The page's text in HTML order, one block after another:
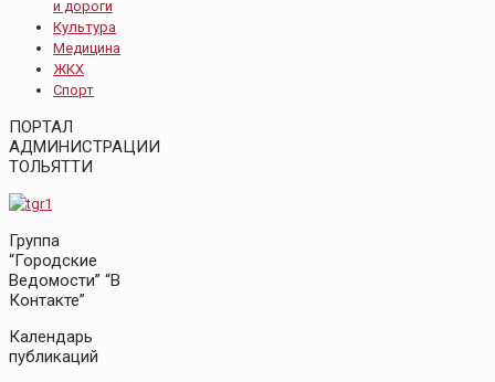
и дороги
Культура
Медицина
ЖКХ
Спорт
ПОРТАЛ
АДМИНИСТРАЦИИ
ТОЛЬЯТТИ
Группа
“Городские
Ведомости” “В
Контакте”
Календарь
публикаций